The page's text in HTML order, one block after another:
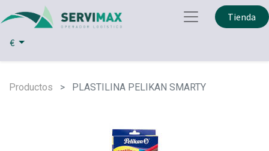
Tienda
€
Productos PLASTILINA PELIKAN SMARTY